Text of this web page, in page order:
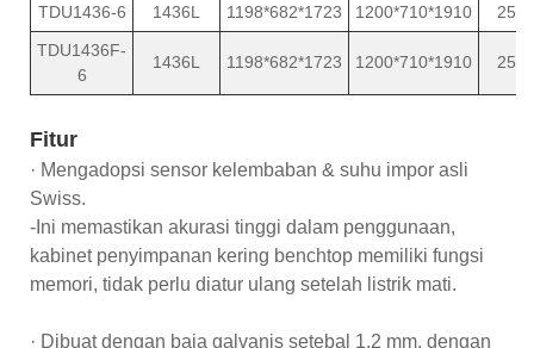
TDU1436-6 1436L 1198*682*1723 1200*710*1910
25
TDU1436F-
6
1436L 1198*682*1723 1200*710*1910 25
Fitur
· Mengadopsi sensor kelembaban & suhu impor asli
Swiss.
-Ini memastikan akurasi tinggi dalam penggunaan,
kabinet penyimpanan kering benchtop memiliki fungsi
memori, tidak perlu diatur ulang setelah listrik mati.
· Dibuat dengan baja galvanis setebal 1,2 mm, dengan